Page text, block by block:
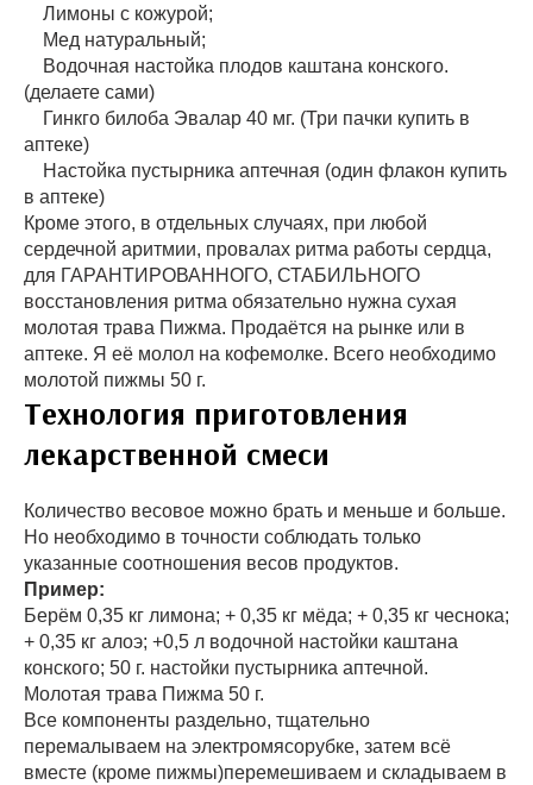
Лимоны с кожурой;
Мед натуральный;
Водочная настойка плодов каштана конского.
(делаете сами)
Гинкго билоба Эвалар 40 мг. (Три пачки купить в
аптеке)
Настойка пустырника аптечная (один флакон купить
в аптеке)
Кроме этого, в отдельных случаях, при любой
сердечной аритмии, провалах ритма работы сердца,
для ГАРАНТИРОВАННОГО, СТАБИЛЬНОГО
восстановления ритма обязательно нужна сухая
молотая трава Пижма. Продаётся на рынке или в
аптеке. Я её молол на кофемолке. Всего необходимо
молотой пижмы 50 г.
Технология приготовления
лекарственной смеси
Количество весовое можно брать и меньше и больше.
Но необходимо в точности соблюдать только
указанные соотношения весов продуктов.
Пример:
Берём 0,35 кг лимона; + 0,35 кг мёда; + 0,35 кг чеснока;
+ 0,35 кг алоэ; +0,5 л водочной настойки каштана
конского; 50 г. настойки пустырника аптечной.
Молотая трава Пижма 50 г.
Все компоненты раздельно, тщательно
перемалываем на электромясорубке, затем всё
вместе (кроме пижмы)перемешиваем и складываем в